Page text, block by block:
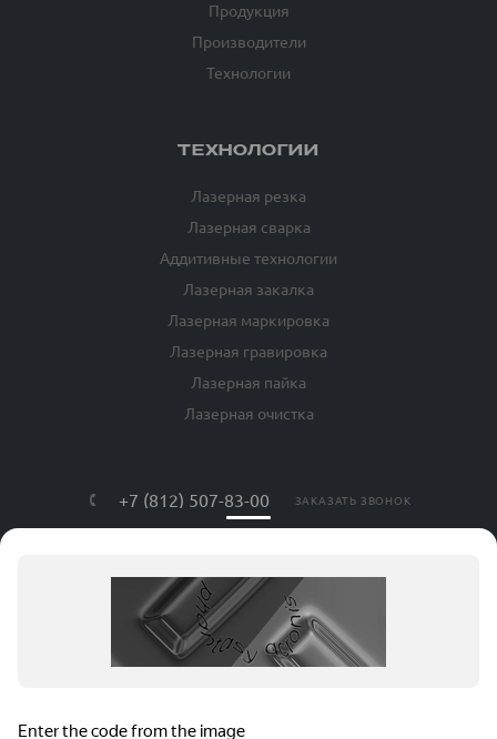
Продукция
Производители
Технологии
ТЕХНОЛОГИИ
Лазерная резка
Лазерная сварка
Аддитивные технологии
Лазерная закалка
Лазерная маркировка
Лазерная гравировка
Лазерная пайка
Лазерная очистка
+7 (812) 507-83-00 ЗАКАЗАТЬ ЗВОНОК
г. Санкт-Петербург, ул. Яблочкова, дом
№ 20, литер Я, оф. 408